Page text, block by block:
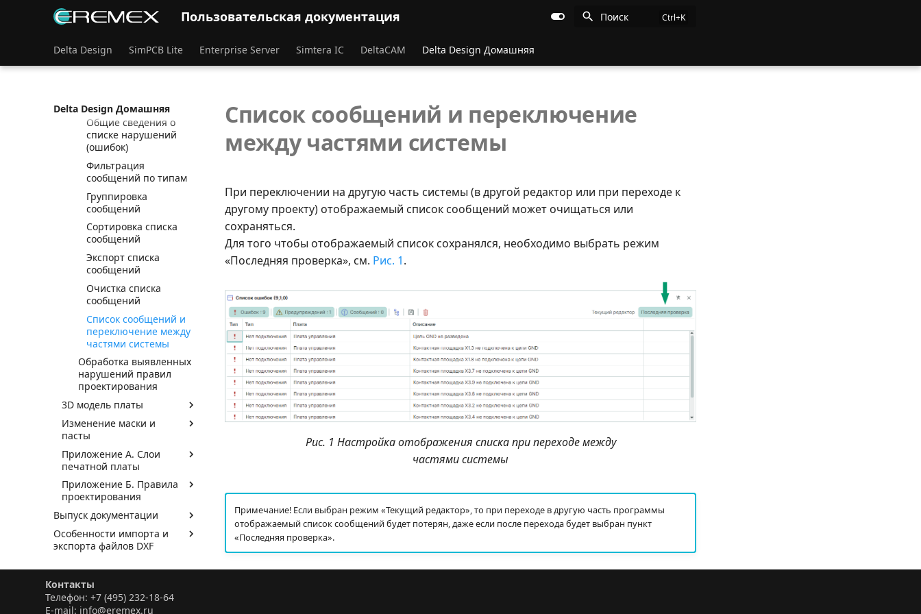
Пользовательская документация Поиск
Delta Design SimPCB Lite Enterprise Server Simtera IC DeltaCAM Delta Design Домашняя
Delta Design Домашняя
Отложенная проверка
нарушений
Общие сведения о
списке нарушений
(ошибок)
Фильтрация
сообщений по типам
Группировка
сообщений
Сортировка списка
сообщений
Экспорт списка
сообщений
Очистка списка
сообщений
Список сообщений и
переключение между
частями системы
Обработка выявленных
нарушений правил
проектирования
3D модель платы
Изменение маски и
пасты
Приложение А. Слои
печатной платы
Приложение Б. Правила
проектирования
Выпуск документации
Особенности импорта и
экспорта файлов DXF
Импорт данных P-CAD
Список сообщений и переключение
между частями системы
При переключении на другую часть системы (в другой редактор или при переходе к
другому проекту) отображаемый список сообщений может очищаться или
сохраняться.
Для того чтобы отображаемый список сохранялся, необходимо выбрать режим
«Последняя проверка», см. Рис. 1.
Рис. 1 Настройка отображения списка при переходе между
частями системы
Примечание! Если выбран режим «Текущий редактор», то при переходе в другую часть программы
отображаемый список сообщений будет потерян, даже если после перехода будет выбран пункт
«Последняя проверка».
Контакты
Телефон: +7 (495) 232-18-64
E-mail: info@eremex.ru